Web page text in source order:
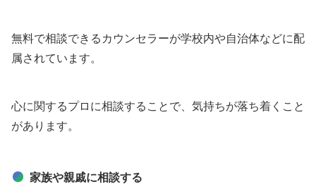
無料で相談できるカウンセラーが学校内や自治体などに配
属されています。
心に関するプロに相談することで、気持ちが落ち着くこと
があります。
家族や親戚に相談する